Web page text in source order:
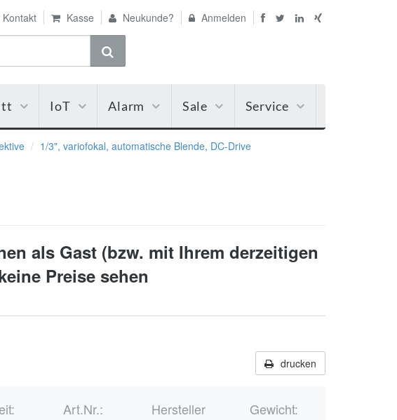
Kontakt Kasse Neukunde? Anmelden
IoT Alarm Sale Service
1/3", variofokal, automatische Blende, DC-Drive
als Gast (bzw. mit Ihrem derzeitigen
Preise sehen
drucken
Art.Nr.: Hersteller Gewicht: